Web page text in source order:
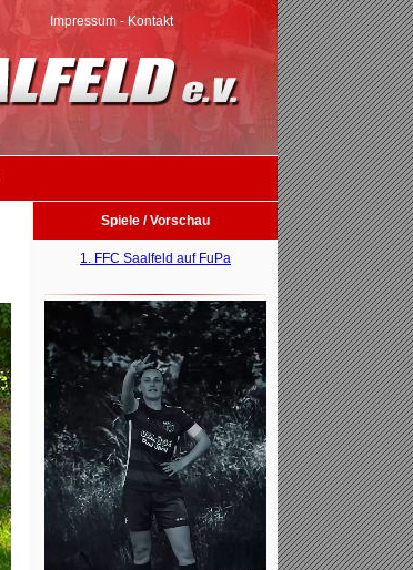
Impressum - Kontakt
Spiele / Vorschau
1. FFC Saalfeld auf FuPa